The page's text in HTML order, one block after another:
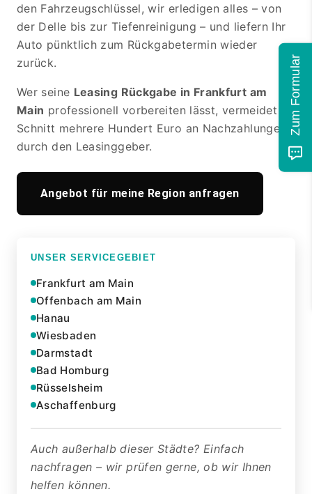
den Fahrzeugschlüssel, wir erledigen alles – von
der Delle bis zur Tiefenreinigung – und liefern Ihr
Auto pünktlich zum Rückgabetermin wieder
zurück.
Wer seine Leasing Rückgabe in Frankfurt am
Main professionell vorbereiten lässt, vermeidet im
Schnitt mehrere Hundert Euro an Nachzahlungen
durch den Leasinggeber.
Angebot für meine Region anfragen
UNSER SERVICEGEBIET
Frankfurt am Main
Offenbach am Main
Hanau
Wiesbaden
Darmstadt
Bad Homburg
Rüsselsheim
Aschaffenburg
Auch außerhalb dieser Städte? Einfach
nachfragen – wir prüfen gerne, ob wir Ihnen
helfen können.
Zum Formular